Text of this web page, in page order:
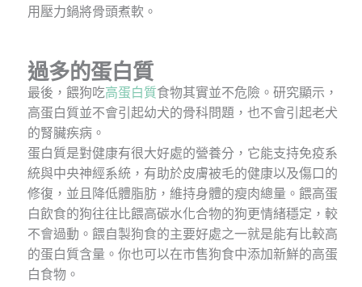
用壓力鍋將骨頭煮軟。
過多的蛋白質
最後，餵狗吃高蛋白質食物其實並不危險。研究顯示，
高蛋白質並不會引起幼犬的骨科問題，也不會引起老犬
的腎臟疾病。
蛋白質是對健康有很大好處的營養分，它能支持免疫系
統與中央神經系統，有助於皮膚被毛的健康以及傷口的
修復，並且降低體脂肪，維持身體的瘦肉總量。餵高蛋
白飲食的狗往往比餵高碳水化合物的狗更情緒穩定，較
不會過動。餵自製狗食的主要好處之一就是能有比較高
的蛋白質含量。你也可以在市售狗食中添加新鮮的高蛋
白食物。